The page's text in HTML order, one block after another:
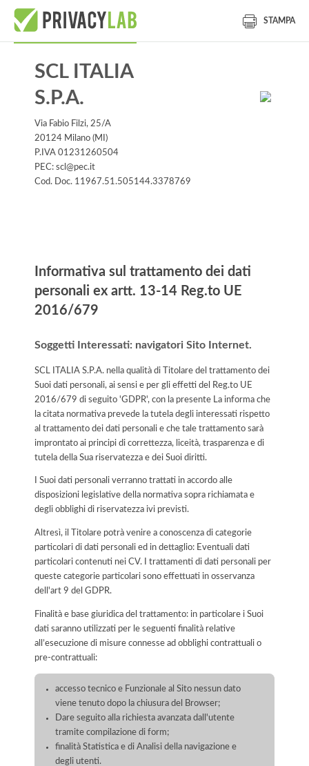
STAMPA
SCL ITALIA
S.P.A.
Via Fabio Filzi, 25/A
20124 Milano (MI)
P.IVA 01231260504
PEC: scl@pec.it
Cod. Doc. 11967.51.505144.3378769
Informativa sul trattamento dei dati
personali ex artt. 13-14 Reg.to UE
2016/679
Soggetti Interessati: navigatori Sito Internet.
SCL ITALIA S.P.A. nella qualità di Titolare del trattamento dei
Suoi dati personali, ai sensi e per gli effetti del Reg.to UE
2016/679 di seguito 'GDPR', con la presente La informa che
la citata normativa prevede la tutela degli interessati rispetto
al trattamento dei dati personali e che tale trattamento sarà
improntato ai principi di correttezza, liceità, trasparenza e di
tutela della Sua riservatezza e dei Suoi diritti.
I Suoi dati personali verranno trattati in accordo alle
disposizioni legislative della normativa sopra richiamata e
degli obblighi di riservatezza ivi previsti.
Altresì, il Titolare potrà venire a conoscenza di categorie
particolari di dati personali ed in dettaglio: Eventuali dati
particolari contenuti nei CV. I trattamenti di dati personali per
queste categorie particolari sono effettuati in osservanza
dell'art 9 del GDPR.
Finalità e base giuridica del trattamento: in particolare i Suoi
dati saranno utilizzati per le seguenti finalità relative
all’esecuzione di misure connesse ad obblighi contrattuali o
pre-contrattuali:
accesso tecnico e Funzionale al Sito nessun dato
viene tenuto dopo la chiusura del Browser;
Dare seguito alla richiesta avanzata dall'utente
tramite compilazione di form;
finalità Statistica e di Analisi della navigazione e
degli utenti.